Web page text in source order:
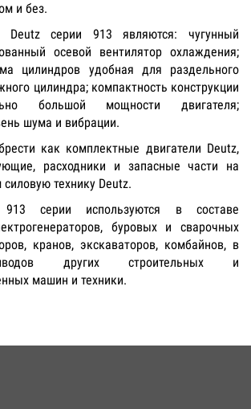
и без.
Deutz серии 913 являются: чугунный
осевой вентилятор охлаждения;
цилиндров удобная для раздельного
цилиндра; компактность конструкции
большой мощности двигателя;
шума и вибрации.
как комплектные двигатели Deutz,
расходники и запасные части на
технику Deutz.
серии используются в составе
буровых и сварочных
кранов, экскаваторов, комбайнов, в
других строительных и
машин и техники.